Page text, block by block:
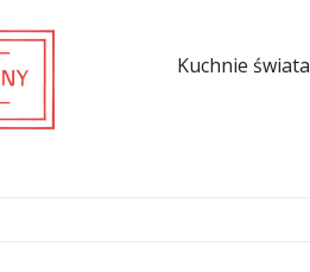
Kuchnie świata